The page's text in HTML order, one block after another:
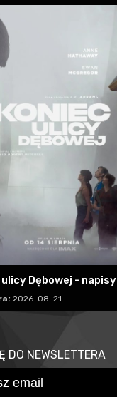
ulicy Dębowej - napisy
2026-08-21
DO NEWSLETTERA